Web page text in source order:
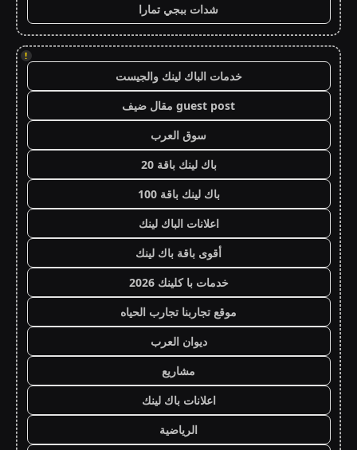
شدات ببجي تمارا
!
خدمات الباك لينك والجيست
guest post مقال ضيف
سوق العرب
باك لينك باقة 20
باك لينك باقة 100
اعلانات الباك لينك
أقوى باقة باك لينك
خدمات با كلينك 2026
موقع تجاربنا تجارب الحياه
ديوان العرب
مشاريع
اعلانات باك لينك
الرياضية